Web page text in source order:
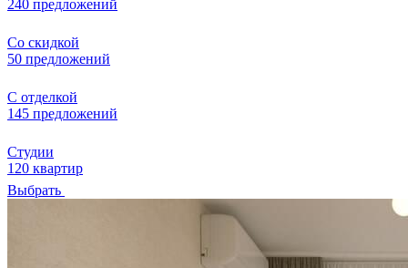
240 предложений
Со скидкой
50 предложений
С отделкой
145 предложений
Студии
120 квартир
Выбрать